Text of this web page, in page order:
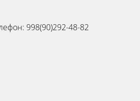
998(90)292-48-82